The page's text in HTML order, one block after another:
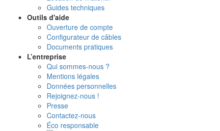
Guides techniques
Outils d'aide
Ouverture de compte
Configurateur de câbles
Documents pratiques
L’entreprise
Qui sommes-nous ?
Mentions légales
Données personnelles
Rejoignez-nous !
Presse
Contactez-nous
Éco responsable